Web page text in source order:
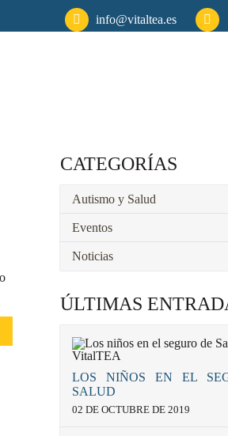
info@vitaltea.es
CATEGORÍAS
Autismo y Salud
Eventos
Noticias
ÚLTIMAS
LOS NIÑOS EN EL
SALUD
02 DE OCTUBRE DE 2019